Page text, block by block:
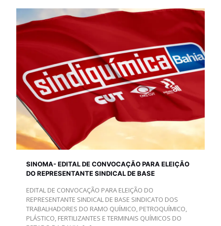
SINOMA- EDITAL DE CONVOCAÇÃO PARA ELEIÇÃO
DO REPRESENTANTE SINDICAL DE BASE
EDITAL DE CONVOCAÇÃO PARA ELEIÇÃO DO
REPRESENTANTE SINDICAL DE BASE SINDICATO DOS
TRABALHADORES DO RAMO QUÍMICO, PETROQUÍMICO,
PLÁSTICO, FERTILIZANTES E TERMINAIS QUÍMICOS DO